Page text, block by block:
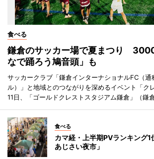
食べる
鎌倉のサッカー場で夏まつり
なで踊ろう鳩音頭」も
サッカークラブ「鎌倉インターナショナルFC（通
ル）」と地域とのつながりを深めるイベント「ク
11日、「ゴールドクレストスタジアム鎌倉」（鎌
食べる
カマ経・上半期PVランキング
あじさい夜市」